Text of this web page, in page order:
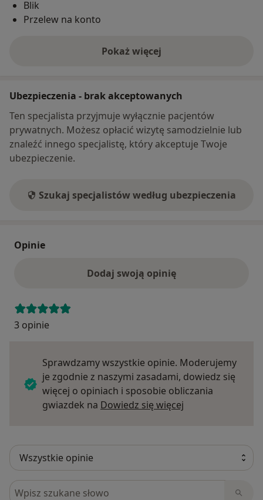
Blik
Przelew na konto
Pokaż więcej
o adresie
Ubezpieczenia - brak akceptowanych
Ten specjalista przyjmuje wyłącznie pacjentów
prywatnych. Możesz opłacić wizytę samodzielnie lub
znaleźć innego specjalistę, który akceptuje Twoje
ubezpieczenie.
Szukaj specjalistów według ubezpieczenia
Opinie
Dodaj swoją opinię
3 opinie
Sprawdzamy wszystkie opinie. Moderujemy
je zgodnie z naszymi zasadami, dowiedz się
więcej o opiniach i sposobie obliczania
gwiazdek na Dowiedz się więcej
Szukaj w opiniach